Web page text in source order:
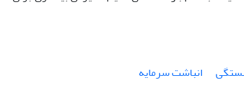
انباشت سرمایه